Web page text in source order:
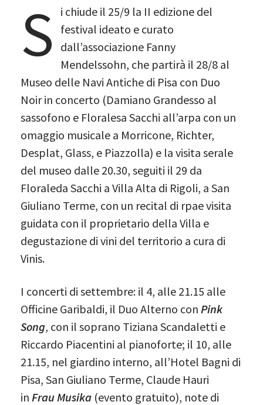
S
i chiude il 25/9 la II edizione del
festival ideato e curato
dall’associazione Fanny
Mendelssohn, che partirà il 28/8 al
Museo delle Navi Antiche di Pisa con Duo
Noir in concerto (Damiano Grandesso al
sassofono e Floralesa Sacchi all’arpa con un
omaggio musicale a Morricone, Richter,
Desplat, Glass, e Piazzolla) e la visita serale
del museo dalle 20.30, seguiti il 29 da
Floraleda Sacchi a Villa Alta di Rigoli, a San
Giuliano Terme, con un recital di rpae visita
guidata con il proprietario della Villa e
degustazione di vini del territorio a cura di
Vinis.
I concerti di settembre: il 4, alle 21.15 alle
Officine Garibaldi, il Duo Alterno con Pink
Song, con il soprano Tiziana Scandaletti e
Riccardo Piacentini al pianoforte; il 10, alle
21.15, nel giardino interno, all’Hotel Bagni di
Pisa, San Giuliano Terme, Claude Hauri
in Frau Musika (evento gratuito), note di